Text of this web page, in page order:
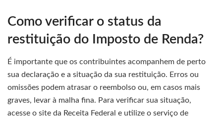
Como verificar o status da
restituição do Imposto de Renda?
É importante que os contribuintes acompanhem de perto
sua declaração e a situação da sua restituição. Erros ou
omissões podem atrasar o reembolso ou, em casos mais
graves, levar à malha fina. Para verificar sua situação,
acesse o site da Receita Federal e utilize o serviço de